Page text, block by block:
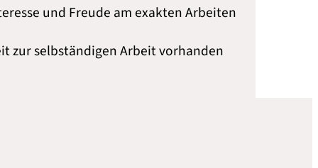
und Freude am exakten Arbeiten
zur selbständigen Arbeit vorhanden